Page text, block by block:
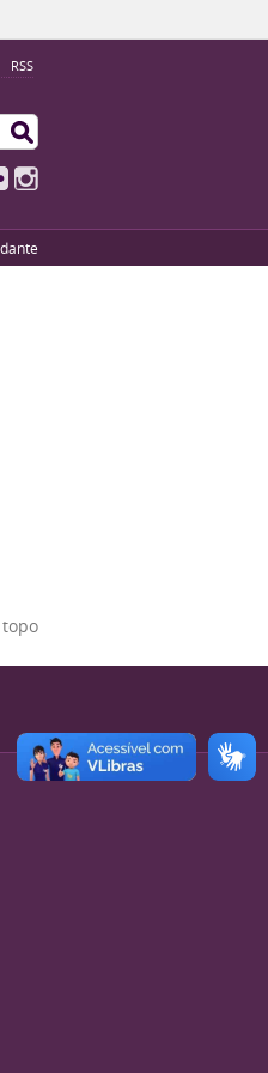
RSS
Flickr